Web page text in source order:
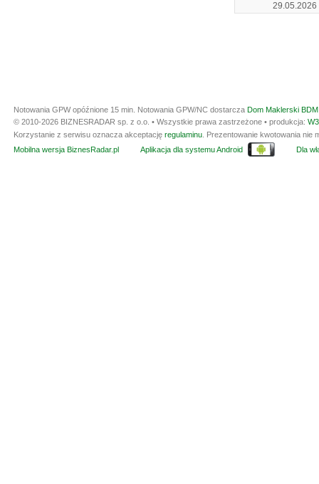
29.05.2026
Notowania GPW opóźnione 15 min. Notowania GPW/NC dostarcza Dom Maklerski
© 2010-2026 BIZNESRADAR sp. z o.o. • Wszystkie prawa zastrzeżone • produkcja:
Korzystanie z serwisu oznacza akceptację regulaminu . Prezentowanie kwotowania
Mobilna wersja BiznesRadar.pl
Aplikacja dla systemu Android Dla